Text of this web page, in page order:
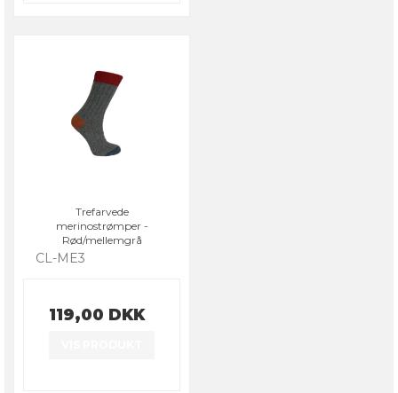
Trefarvede
merinostrømper -
Rød/mellemgrå
CL-ME3
119,00 DKK